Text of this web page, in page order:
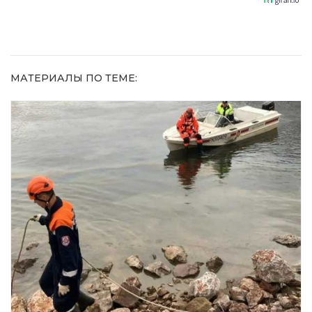
МАТЕРИАЛЫ ПО ТЕМЕ: